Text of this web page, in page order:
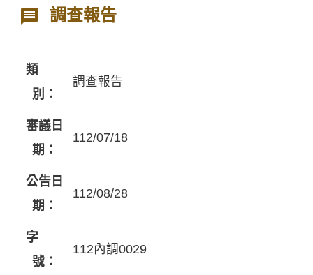
調查報告
類
別：
調查報告
審議日
期：
112/07/18
公告日
期：
112/08/28
字
號：
112內調0029